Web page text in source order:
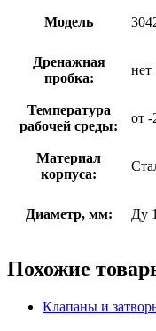
Модель
Дренажная
пробка:
нет
Температура
рабочей среды:
от -
Материал
корпуса:
Диаметр, мм: Ду
Похожие
Клапаны и